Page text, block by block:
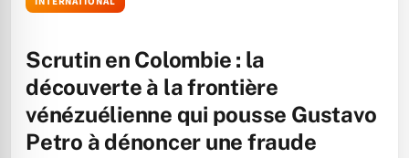
Scrutin en Colombie : la
découverte à la frontière
vénézuélienne qui pousse Gustavo
Petro à dénoncer une fraude